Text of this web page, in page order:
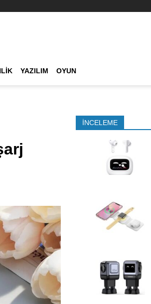
YAZILIM OYUN
İNCELEME